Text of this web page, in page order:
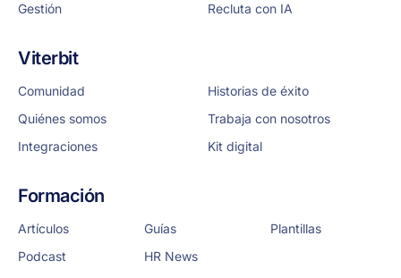
Gestión
Recluta con IA
Viterbit
Comunidad
Historias de éxito
Quiénes somos
Trabaja con nosotros
Integraciones
Kit digital
Formación
Artículos Guías
Plantillas
Podcast
HR News